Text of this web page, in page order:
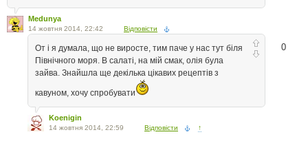
Medunya
14 жовтня 2014, 22:42 Відповісти
0
От і я думала, що не виросте, тим паче у нас тут біля
Північного моря. В салаті, на мій смак, олія була
зайва. Знайшла ще декілька цікавих рецептів з
кавуном, хочу спробувати
Koenigin
14 жовтня 2014, 22:59 Відповісти ↑